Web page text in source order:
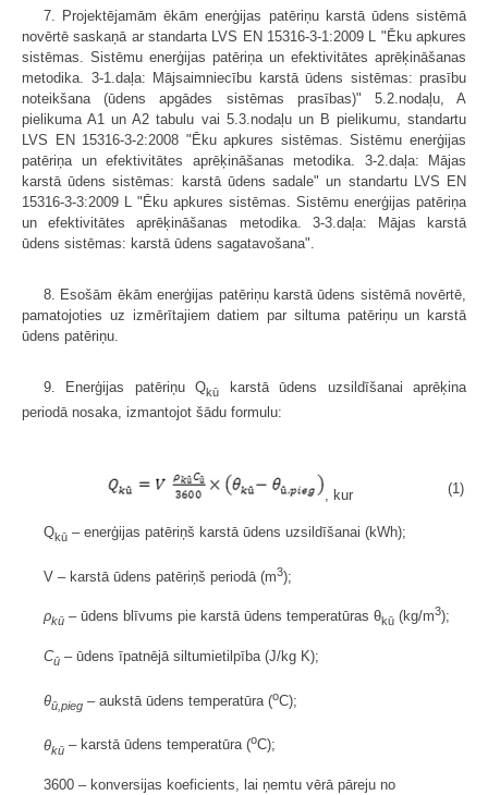
7. Projektējamām ēkām enerģijas patēriņu karstā ūdens sistēmā
novērtē saskaņā ar standarta LVS EN 15316-3-1:2009 L "Ēku apkures
sistēmas. Sistēmu enerģijas patēriņa un efektivitātes aprēķināšanas
metodika. 3-1.daļa: Mājsaimniecību karstā ūdens sistēmas: prasību
noteikšana (ūdens apgādes sistēmas prasības)" 5.2.nodaļu, A
pielikuma A1 un A2 tabulu vai 5.3.nodaļu un B pielikumu, standartu
LVS EN 15316-3-2:2008 "Ēku apkures sistēmas. Sistēmu enerģijas
patēriņa un efektivitātes aprēķināšanas metodika. 3-2.daļa: Mājas
karstā ūdens sistēmas: karstā ūdens sadale" un standartu LVS EN
15316-3-3:2009 L "Ēku apkures sistēmas. Sistēmu enerģijas patēriņa
un efektivitātes aprēķināšanas metodika. 3-3.daļa: Mājas karstā
ūdens sistēmas: karstā ūdens sagatavošana".
8. Esošām ēkām enerģijas patēriņu karstā ūdens sistēmā novērtē,
pamatojoties uz izmērītajiem datiem par siltuma patēriņu un karstā
ūdens patēriņu.
9. Enerģijas patēriņu Qkū
karstā ūdens uzsildīšanai aprēķina
periodā nosaka, izmantojot šādu formulu:
, kur (1)
Qkū – enerģijas patēriņš karstā ūdens uzsildīšanai (kWh);
V – karstā ūdens patēriņš periodā (m3);
ρkū – ūdens blīvums pie karstā ūdens temperatūras θkū (kg/m3);
Cū – ūdens īpatnējā siltumietilpība (J/kg K);
θū,pieg – aukstā ūdens temperatūra (oC);
θkū – karstā ūdens temperatūra (oC);
3600 – konversijas koeficients, lai ņemtu vērā pāreju no